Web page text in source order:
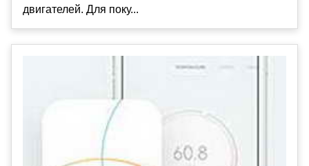
двигателей. Для поку...